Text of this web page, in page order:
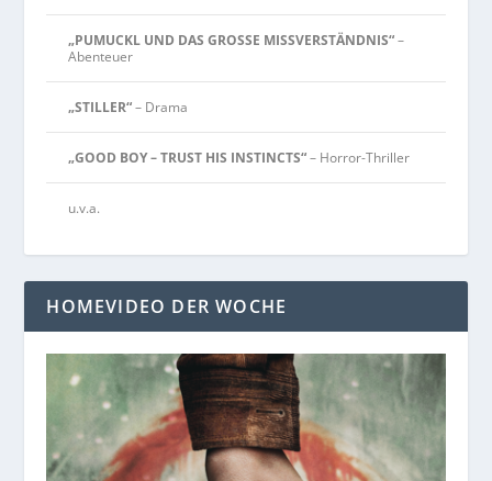
„PUMUCKL UND DAS GROSSE MISSVERSTÄNDNIS“–
Abenteuer
„STILLER“– Drama
„GOOD BOY – TRUST HIS INSTINCTS“– Horror-Thriller
u.v.a.
HOMEVIDEO DER WOCHE